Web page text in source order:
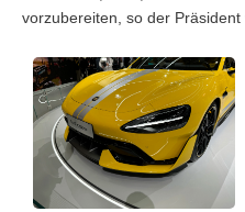
vorzubereiten, so der Präsident